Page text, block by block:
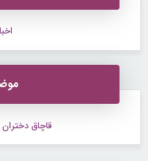
قاچاق